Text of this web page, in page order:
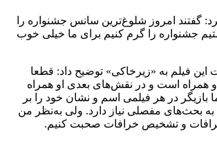
گفتند امروز شلوغ‌ترین سانس جشنواره را
جشنواره را گرم کنیم برای ما خیلی خوب
این فیلم به «زیرخاکی» توضیح داد: قطعا
او همراه است و در نقش‌های بعدی او همراه
بازیگر در هر فیلمی اسم و نشان خود را بر
به بحث‌های مفصلی نیاز دارد. ولی به‌نظر من
خرافات و تشخیص خرافات صحبت کنیم.